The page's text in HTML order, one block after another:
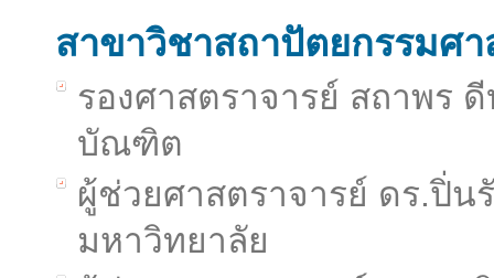
สาขาวิชาสถาปัตยกรรมศา
รองศาสตราจารย์ สถาพร
บัณฑิต
ผู้ช่วยศาสตราจารย์ ดร.ปิ่
มหาวิทยาลัย